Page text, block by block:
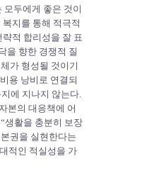
모두에게 좋은 것이
지를 통해 적극적
적 합리성을 잘 표
을 향한 경쟁적 질
가 형성될 것이기
용 낭비로 연결되
에 지나지 않는다.
본의 대응책에 어
생활을 충분히 보장
권을 실현한다는
적인 적실성을 가